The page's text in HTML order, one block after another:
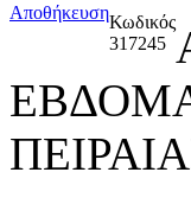
ΑποθήκευσηΚωδικός
317245